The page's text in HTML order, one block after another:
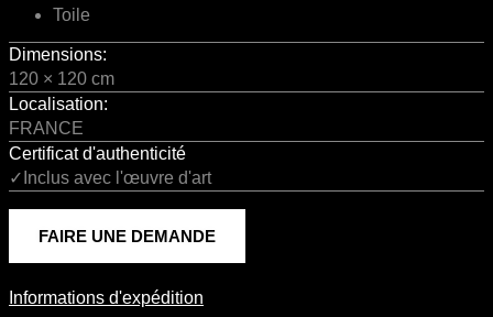
Toile
Dimensions:
120 × 120 cm
Localisation:
FRANCE
Certificat d'authenticité
✓Inclus avec l'œuvre d'art
FAIRE UNE DEMANDE
Informations D'expédition
Informations d'expédition